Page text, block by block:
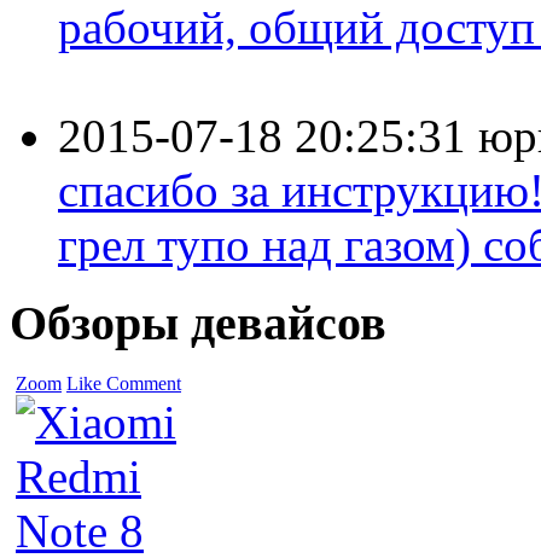
рабочий, общий доступ
2015-07-18 20:25:31
спасибо за
грел тупо над газом)
Обзоры девайсов
Zoom Like Comment